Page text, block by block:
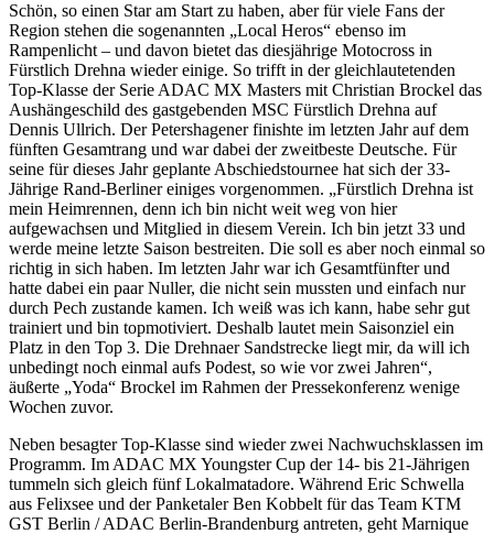
Schön, so einen Star am Start zu haben, aber für viele Fans der
Region stehen die sogenannten „Local Heros“ ebenso im
Rampenlicht – und davon bietet das diesjährige Motocross in
Fürstlich Drehna wieder einige. So trifft in der gleichlautetenden
Top-Klasse der Serie ADAC MX Masters mit Christian Brockel das
Aushängeschild des gastgebenden MSC Fürstlich Drehna auf
Dennis Ullrich. Der Petershagener finishte im letzten Jahr auf dem
fünften Gesamtrang und war dabei der zweitbeste Deutsche. Für
seine für dieses Jahr geplante Abschiedstournee hat sich der 33-
Jährige Rand-Berliner einiges vorgenommen. „Fürstlich Drehna ist
mein Heimrennen, denn ich bin nicht weit weg von hier
aufgewachsen und Mitglied in diesem Verein. Ich bin jetzt 33 und
werde meine letzte Saison bestreiten. Die soll es aber noch einmal so
richtig in sich haben. Im letzten Jahr war ich Gesamtfünfter und
hatte dabei ein paar Nuller, die nicht sein mussten und einfach nur
durch Pech zustande kamen. Ich weiß was ich kann, habe sehr gut
trainiert und bin topmotiviert. Deshalb lautet mein Saisonziel ein
Platz in den Top 3. Die Drehnaer Sandstrecke liegt mir, da will ich
unbedingt noch einmal aufs Podest, so wie vor zwei Jahren“,
äußerte „Yoda“ Brockel im Rahmen der Pressekonferenz wenige
Wochen zuvor.
Neben besagter Top-Klasse sind wieder zwei Nachwuchsklassen im
Programm. Im ADAC MX Youngster Cup der 14- bis 21-Jährigen
tummeln sich gleich fünf Lokalmatadore. Während Eric Schwella
aus Felixsee und der Panketaler Ben Kobbelt für das Team KTM
GST Berlin / ADAC Berlin-Brandenburg antreten, geht Marnique